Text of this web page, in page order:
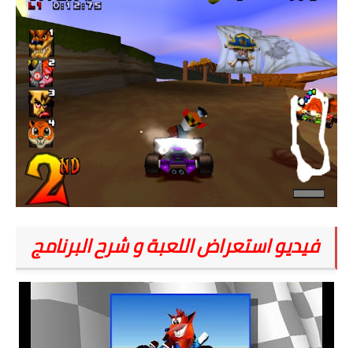
فيديو استعراض اللعبة و شرح البرنامج